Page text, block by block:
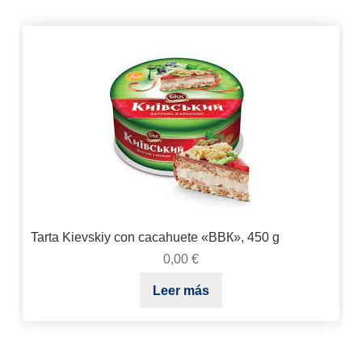
Tarta Kievskiy con cacahuete «ВВК», 450 g
0,00 €
Leer más